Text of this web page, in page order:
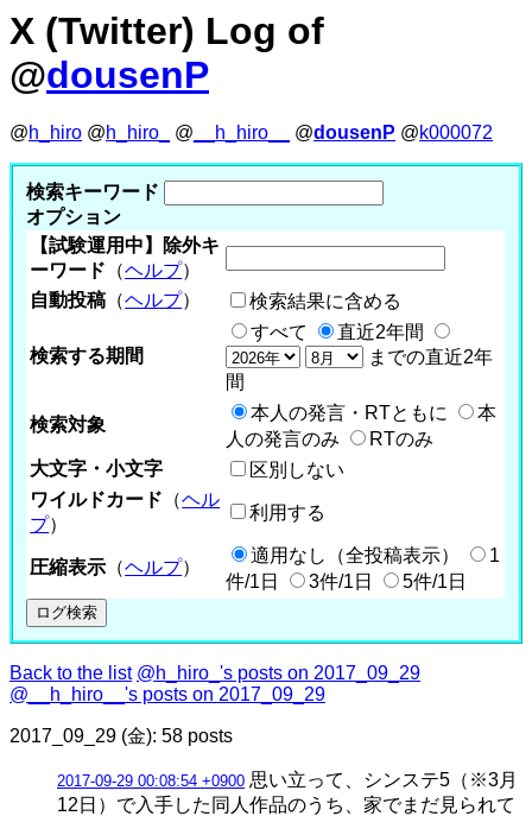
X (Twitter) Log of
@dousenP
@h_hiro @h_hiro_ @ __h_hiro__ @dousenP @k000072
検索キーワード
オプション
【試験運用中】除外キ
ーワード （ヘルプ）
自動投稿 （ヘルプ） 検索結果に含める
検索する期間
すべて
直近2年間
までの直近2年
間
検索対象
本人の発言・RTともに
本
人の発言のみ
RTのみ
大文字・小文字
区別しない
ワイルドカード （ヘル
プ）
利用する
圧縮表示 （ヘルプ）
適用なし（全投稿表示）
1
件/1日
3件/1日 5件/1日
Back to the list @h_hiro_'s posts on 2017_09_29
@__h_hiro__'s posts on 2017_09_29
2017_09_29 (金): 58 posts
2017-09-29 00:08:54 +0900 思い立って、シンステ5（※3月
12日）で入手した同人作品のうち、家でまだ見られて